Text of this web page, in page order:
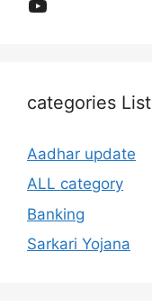
categories List
Aadhar update
ALL category
Banking
Sarkari Yojana